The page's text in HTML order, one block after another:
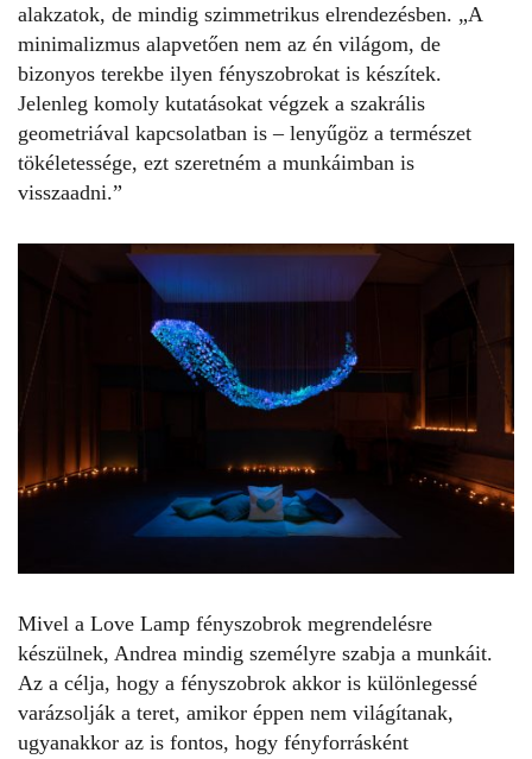
alakzatok, de mindig szimmetrikus elrendezésben. „A
minimalizmus alapvetően nem az én világom, de
bizonyos terekbe ilyen fényszobrokat is készítek.
Jelenleg komoly kutatásokat végzek a szakrális
geometriával kapcsolatban is – lenyűgöz a természet
tökéletessége, ezt szeretném a munkáimban is
visszaadni.”
Mivel a Love Lamp fényszobrok megrendelésre
készülnek, Andrea mindig személyre szabja a munkáit.
Az a célja, hogy a fényszobrok akkor is különlegessé
varázsolják a teret, amikor éppen nem világítanak,
ugyanakkor az is fontos, hogy fényforrásként